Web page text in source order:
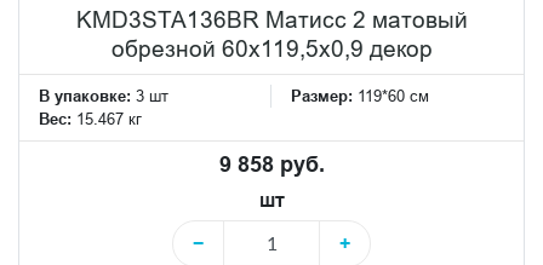
KMD3STA136BR Матисс 2 матовый
обрезной 60x119,5x0,9 декор
В упаковке: 3 шт Размер: 119*60 см
Вес: 15.467 кг
9 858 руб.
шт
−
+